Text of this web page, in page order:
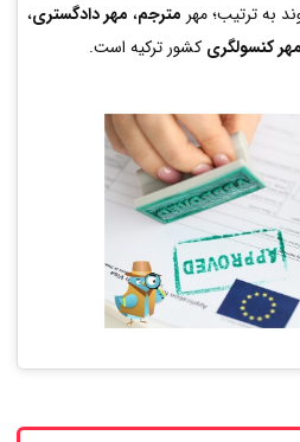
به ترتیب؛ مهر مترجم، مهر دادگستری،
مهر کنسولگری کشور ترکیه است.